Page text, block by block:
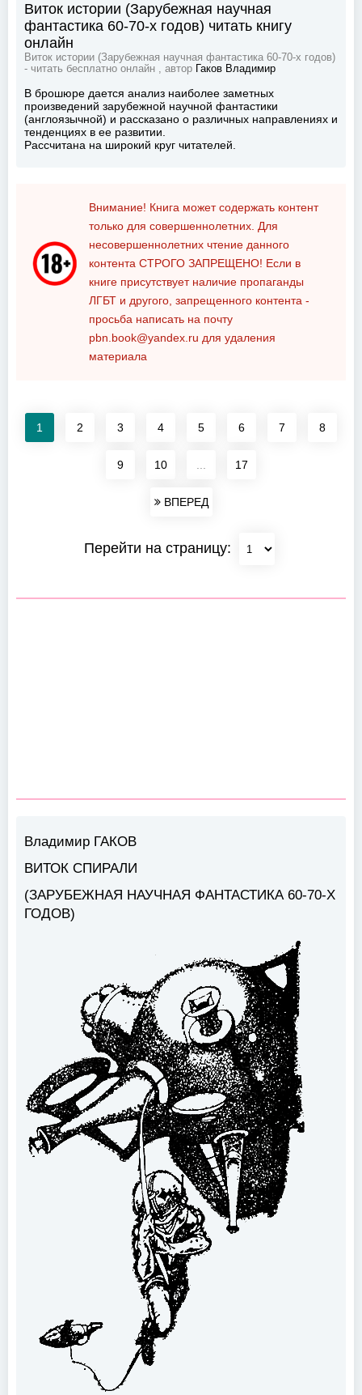
Виток истории (Зарубежная научная
фантастика 60-70-х годов) читать книгу
онлайн
Виток истории (Зарубежная научная фантастика 60-70-х годов)
- читать бесплатно онлайн , автор
Гаков Владимир
В брошюре дается анализ наиболее заметных
произведений зарубежной научной фантастики
(англоязычной) и рассказано о различных направлениях и
тенденциях в ее развитии.
Рассчитана на широкий круг читателей.
Внимание! Книга может содержать контент
только для совершеннолетних. Для
несовершеннолетних чтение данного
контента СТРОГО ЗАПРЕЩЕНО! Если в
книге присутствует наличие пропаганды
ЛГБТ и другого, запрещенного контента -
просьба написать на почту
pbn.book@yandex.ru для удаления
материала
1 2 3 4 5 6 7 8
9 10 17
ВПЕРЕД
Перейти на страницу:
Владимир ГАКОВ
ВИТОК СПИРАЛИ
(ЗАРУБЕЖНАЯ НАУЧНАЯ ФАНТАСТИКА 60-70-Х
ГОДОВ)